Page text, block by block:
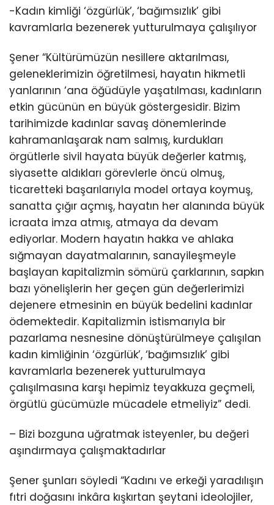
-Kadın kimliği ‘özgürlük’, ‘bağımsızlık’ gibi
kavramlarla bezenerek yutturulmaya çalışılıyor
Şener “Kültürümüzün nesillere aktarılması,
geleneklerimizin öğretilmesi, hayatın hikmetli
yanlarının ‘ana öğüdüyle yaşatılması, kadınların
etkin gücünün en büyük göstergesidir. Bizim
tarihimizde kadınlar savaş dönemlerinde
kahramanlaşarak nam salmış, kurdukları
örgütlerle sivil hayata büyük değerler katmış,
siyasette aldıkları görevlerle öncü olmuş,
ticaretteki başarılarıyla model ortaya koymuş,
sanatta çığır açmış, hayatın her alanında büyük
icraata imza atmış, atmaya da devam
ediyorlar. Modern hayatın hakka ve ahlaka
sığmayan dayatmalarının, sanayileşmeyle
başlayan kapitalizmin sömürü çarklarının, sapkın
bazı yönelişlerin her geçen gün değerlerimizi
dejenere etmesinin en büyük bedelini kadınlar
ödemektedir. Kapitalizmin istismarıyla bir
pazarlama nesnesine dönüştürülmeye çalışılan
kadın kimliğinin ‘özgürlük’, ‘bağımsızlık’ gibi
kavramlarla bezenerek yutturulmaya
çalışılmasına karşı hepimiz teyakkuza geçmeli,
örgütlü gücümüzle mücadele etmeliyiz” dedi.
– Bizi bozguna uğratmak isteyenler, bu değeri
aşındırmaya çalışmaktadırlar
Şener şunları söyledi “Kadını ve erkeği yaradılışın
fıtri doğasını inkâra kışkırtan şeytani ideolojiler,